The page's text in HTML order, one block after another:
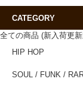
CATEGORY
全ての商品 (新入荷更
HIP HOP
SOUL / FUNK /